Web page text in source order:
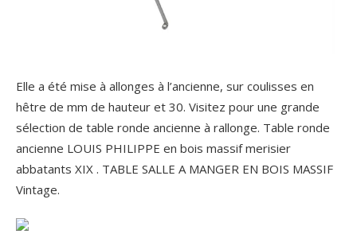
Elle a été mise à allonges à l’ancienne, sur coulisses en
hêtre de mm de hauteur et 30. Visitez pour une grande
sélection de table ronde ancienne à rallonge. Table ronde
ancienne LOUIS PHILIPPE en bois massif merisier
abbatants XIX . TABLE SALLE A MANGER EN BOIS MASSIF
Vintage.